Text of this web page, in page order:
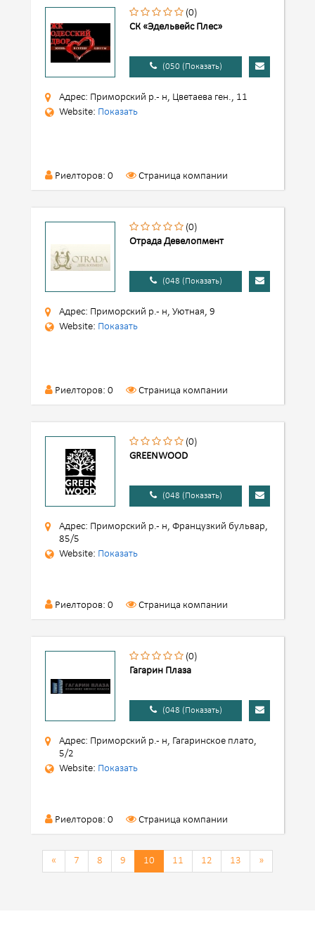
(0)
СК «Эдельвейс Плес»
(050 (Показать)
Адрес: Приморский р.- н, Цветаева ген., 11
Website: Показать
Риелторов: 0 Страница компании
(0)
Отрада Девелопмент
(048 (Показать)
Адрес: Приморский р.- н, Уютная, 9
Website: Показать
Риелторов: 0 Страница компании
(0)
GREENWOOD
(048 (Показать)
Адрес: Приморский р.- н, Французкий бульвар,
85/5
Website: Показать
Риелторов: 0 Страница компании
(0)
Гагарин Плаза
(048 (Показать)
Адрес: Приморский р.- н, Гагаринское плато,
5/2
Website: Показать
Риелторов: 0 Страница компании
« 7 8 9 10 11 12 13 »